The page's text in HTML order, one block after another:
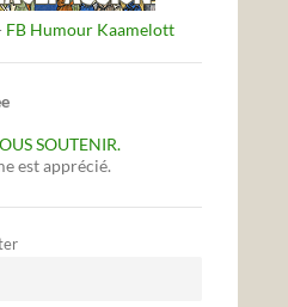
FB Humour Kaamelott
SOUTENIR.
est apprécié.